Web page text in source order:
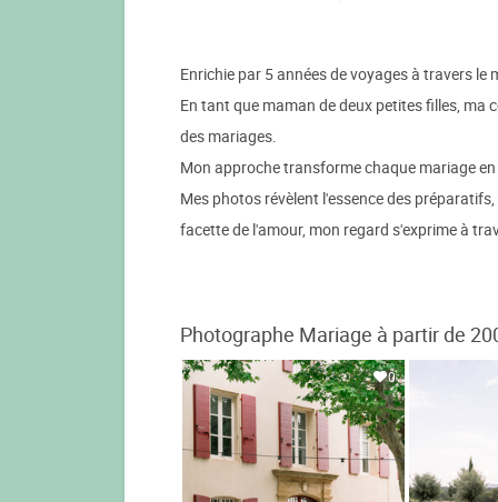
Enrichie par 5 années de voyages à travers
En tant que maman de deux petites filles,
des mariages.
Mon approche transforme chaque mariage
Mes photos révèlent l'essence des
facette de l'amour, mon regard s'exprime à
Photographe Mariage à partir de
0